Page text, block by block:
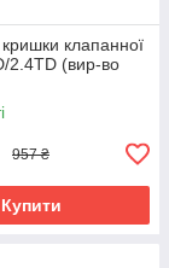
клапанної
2.4TD (вир-во
957 ₴
Купити